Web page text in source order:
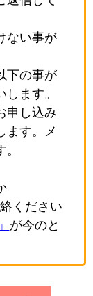
ない事が
下の事が
ます。
申し込み
ます。メ
ください
が今のと